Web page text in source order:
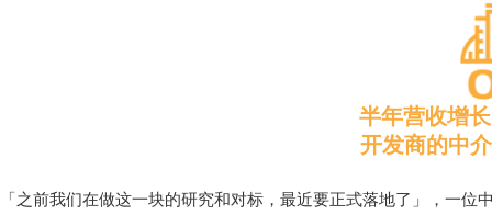
半年营收增
开发商的中
「之前我们在做这一块的研究和对标，最近要正式落地了」，一